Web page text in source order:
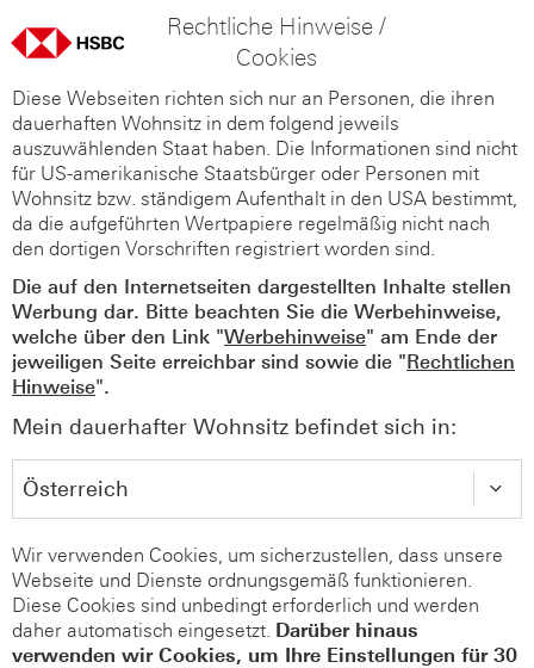
Rechtliche Hinweise /
Cookies
Diese Webseiten richten sich nur an Personen, die ihren
dauerhaften Wohnsitz in dem folgend jeweils
auszuwählenden Staat haben. Die Informationen sind nicht
für US-amerikanische Staatsbürger oder Personen mit
Wohnsitz bzw. ständigem Aufenthalt in den USA bestimmt,
da die aufgeführten Wertpapiere regelmäßig nicht nach
den dortigen Vorschriften registriert worden sind.
Die auf den Internetseiten dargestellten Inhalte stellen
Werbung dar. Bitte beachten Sie die Werbehinweise,
welche über den Link "Werbehinweise" am Ende der
jeweiligen Seite erreichbar sind sowie die "Rechtlichen
Hinweise".
Mein dauerhafter Wohnsitz befindet sich in:
Wir verwenden Cookies, um sicherzustellen, dass unsere
Webseite und Dienste ordnungsgemäß funktionieren.
Diese Cookies sind unbedingt erforderlich und werden
daher automatisch eingesetzt. Darüber hinaus
verwenden wir Cookies, um Ihre Einstellungen für 30